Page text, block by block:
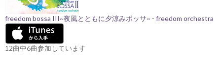
freedom bossa III~夜風とともに夕涼みボッサ~ - freedom orchestra
12曲中6曲参加しています